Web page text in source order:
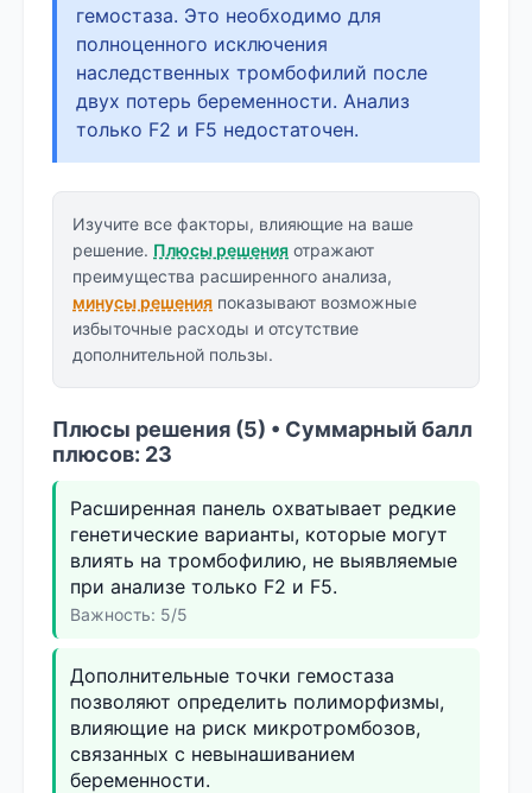
гемостаза. Это необходимо для
полноценного исключения
наследственных тромбофилий после
двух потерь беременности. Анализ
только F2 и F5 недостаточен.
Изучите все факторы, влияющие на ваше
решение. Плюсы решения отражают
преимущества расширенного анализа,
минусы решения показывают возможные
избыточные расходы и отсутствие
дополнительной пользы.
Плюсы решения (5) • Суммарный балл
плюсов: 23
Расширенная панель охватывает редкие
генетические варианты, которые могут
влиять на тромбофилию, не выявляемые
при анализе только F2 и F5.
Важность: 5/5
Дополнительные точки гемостаза
позволяют определить полиморфизмы,
влияющие на риск микротромбозов,
связанных с невынашиванием
беременности.